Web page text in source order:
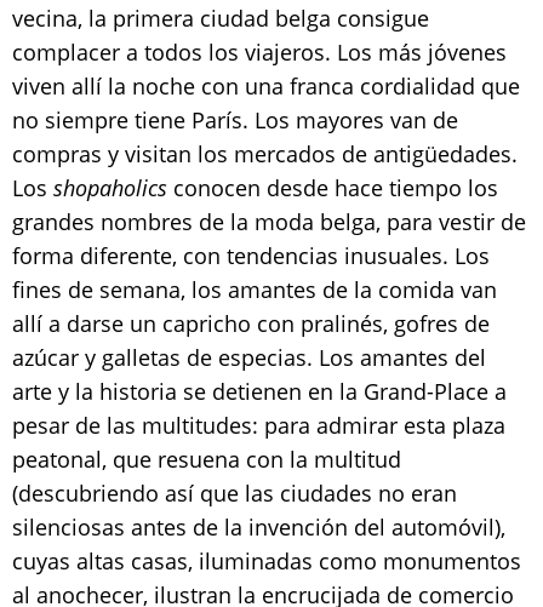
vecina, la primera ciudad belga consigue
complacer a todos los viajeros. Los más jóvenes
viven allí la noche con una franca cordialidad que
no siempre tiene París. Los mayores van de
compras y visitan los mercados de antigüedades.
Los shopaholics conocen desde hace tiempo los
grandes nombres de la moda belga, para vestir de
forma diferente, con tendencias inusuales. Los
fines de semana, los amantes de la comida van
allí a darse un capricho con pralinés, gofres de
azúcar y galletas de especias. Los amantes del
arte y la historia se detienen en la Grand-Place a
pesar de las multitudes: para admirar esta plaza
peatonal, que resuena con la multitud
(descubriendo así que las ciudades no eran
silenciosas antes de la invención del automóvil),
cuyas altas casas, iluminadas como monumentos
al anochecer, ilustran la encrucijada de comercio